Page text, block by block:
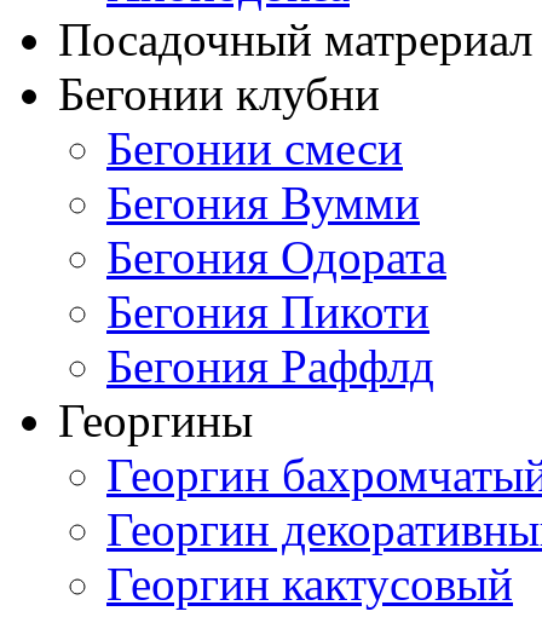
Посадочный матрериал
Бегонии клубни
Бегонии смеси
Бегония Вумми
Бегония Одората
Бегония Пикоти
Бегония Раффлд
Георгины
Георгин
Георгин
Георгин кактусовый